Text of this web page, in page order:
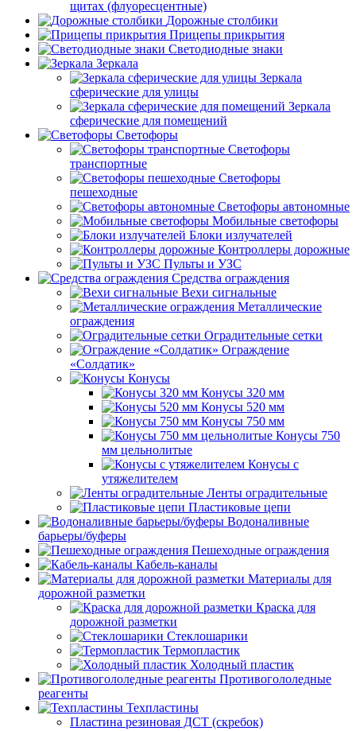
щитах (флуоресцентные)
Дорожные столбики
Прицепы прикрытия
Светодиодные знаки
Зеркала
Зеркала
сферические для улицы
Зеркала
сферические для помещений
Светофоры
Светофоры
транспортные
Светофоры
пешеходные
Светофоры автономные
Мобильные светофоры
Блоки излучателей
Контроллеры дорожные
Пульты и УЗС
Средства ограждения
Вехи сигнальные
Металлические
ограждения
Оградительные сетки
Ограждение
«Солдатик»
Конусы
Конусы 320 мм
Конусы 520 мм
Конусы 750 мм
Конусы 750
мм цельнолитые
Конусы с
утяжелителем
Ленты оградительные
Пластиковые цепи
Водоналивные
барьеры/буферы
Пешеходные ограждения
Кабель-каналы
Материалы для
дорожной разметки
Краска для
дорожной разметки
Стеклошарики
Термопластик
Холодный пластик
Противогололедные
реагенты
Техпластины
Пластина резиновая ДСТ (скребок)